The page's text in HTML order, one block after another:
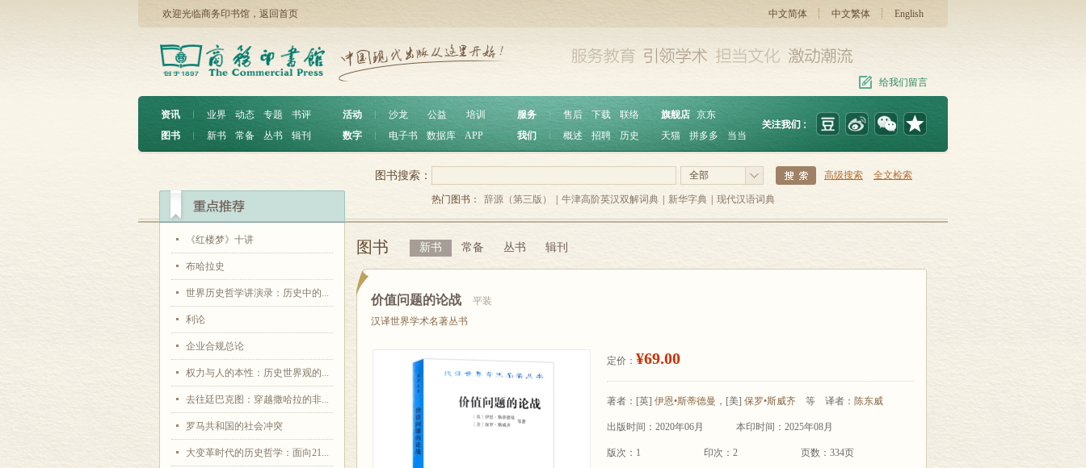
欢迎光临商务印书馆， 返回首页 中文简体 中文繁体 English
给我们留言
资讯 ︱ 业界 动态 专题
书评
图书
︱ 新书 常备 丛书 辑刊
活动 沙龙 公益
培训
数字
电子书 数据库 APP
服务 ︱ 售后 下载
联络
我们
概述 招聘 历史
旗舰店 京东
天猫
拼多多 当当
《红楼梦》十讲
布哈拉史
世界历史哲学讲演录：历史中的...
利论
企业合规总论
权力与人的本性：历史世界观的...
去往廷巴克图：穿越撒哈拉的非...
罗马共和国的社会冲突
大变革时代的历史哲学：面向21...
全部 高级搜索 全文检索
图书搜索：
热门图书： 辞源（第三版） 牛津高阶英汉双解词典 新华字典 现代汉语词典
图书 新书 常备 丛书 辑刊
价值问题的论战
平装
汉译世界学术名著丛书
定价： ¥69.00
著者： [英] 伊恩•斯蒂德曼 ，[美] 保罗•斯威齐 等 译者： 陈东威
出版时间：2020年06月 本印时间：2025年08月
版次：1 印次：2 页数：334页